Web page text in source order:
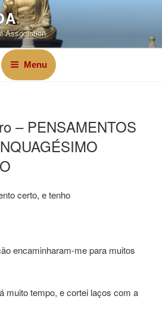
Association
Menu
– PENSAMENTOS
certo, e tenho
encaminharam-me para muitos
muito tempo, e cortei laços com a